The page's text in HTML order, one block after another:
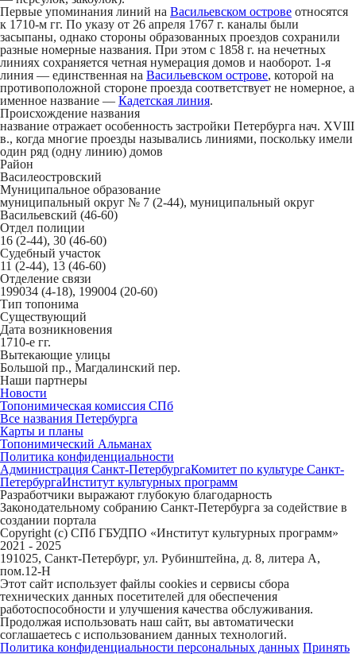
Первые упоминания линий на Васильевском острове относятся
к 1710-м гг. По указу от 26 апреля 1767 г. каналы были
засыпаны, однако стороны образованных проездов сохранили
разные номерные названия. При этом с 1858 г. на нечетных
линиях сохраняется четная нумерация домов и наоборот. 1-я
линия — единственная на Васильевском острове, которой на
противоположной стороне проезда соответствует не номерное, а
именное название — Кадетская линия.
Происхождение названия
название отражает особенность застройки Петербурга нач. XVIII
в., когда многие проезды назывались линиями, поскольку имели
один ряд (одну линию) домов
Район
Василеостровский
Муниципальное образование
муниципальный округ № 7 (2-44), муниципальный округ
Васильевский (46-60)
Отдел полиции
16 (2-44), 30 (46-60)
Судебный участок
11 (2-44), 13 (46-60)
Отделение связи
199034 (4-18), 199004 (20-60)
Тип топонима
Существующий
Дата возникновения
1710-е гг.
Вытекающие улицы
Большой пр., Магдалинский пер.
Наши партнеры
Новости
Топонимическая комиссия СПб
Все названия Петербурга
Карты и планы
Топонимический Альманах
Политика конфиденциальности
Администрация Санкт-ПетербургаКомитет по культуре Санкт-
ПетербургаИнститут культурных программ
Разработчики выражают глубокую благодарность
Законодательному собранию Санкт-Петербурга за содействие в
создании портала
Copyright (c) СПб ГБУДПО «Институт культурных программ»
2021 - 2025
191025, Санкт-Петербург, ул. Рубинштейна, д. 8, литера А,
пом.12-Н
Этот сайт использует файлы cookies и сервисы сбора
технических данных посетителей для обеспечения
работоспособности и улучшения качества обслуживания.
Продолжая использовать наш сайт, вы автоматически
соглашаетесь с использованием данных технологий.
Политика конфиденциальности персональных данных Принять